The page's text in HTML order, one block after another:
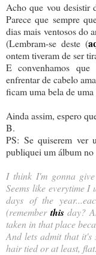
Acho que vou desistir
Parece que sempre
dias mais ventosos do
(Lembram-se deste (
ontem tiveram de ser
E convenhamos
enfrentar de cabelo
ficam uma bela de
Ainda assim, espero
B.
PS: Se quiserem ver
publiquei um álbum no
I think I'm gonna
Seems like everytime I
days of the
(rememberthisday?
taken in that place
And lets admit that
hair tied or at least,